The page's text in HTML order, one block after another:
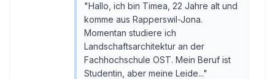
"Hallo, ich bin Timea, 22 Jahre alt und
komme aus Rapperswil-Jona.
Momentan studiere ich
Landschaftsarchitektur an der
Fachhochschule OST. Mein Beruf ist
Studentin, aber meine Leide..."